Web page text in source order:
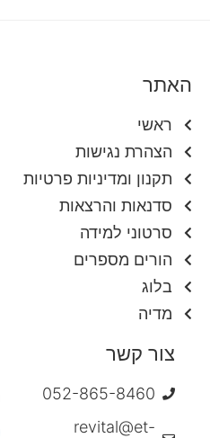
האתר
ראשי
הצהרת נגישות
תקנון ומדיניות פרטיות
סדנאות והרצאות
סרטוני למידה
הורים מספרים
בלוג
מדיה
צור קשר
052-865-8460
revital@et-